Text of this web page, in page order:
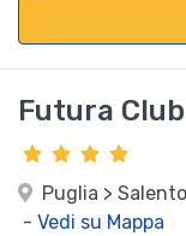
Futura
Puglia >
- Vedi su Mappa